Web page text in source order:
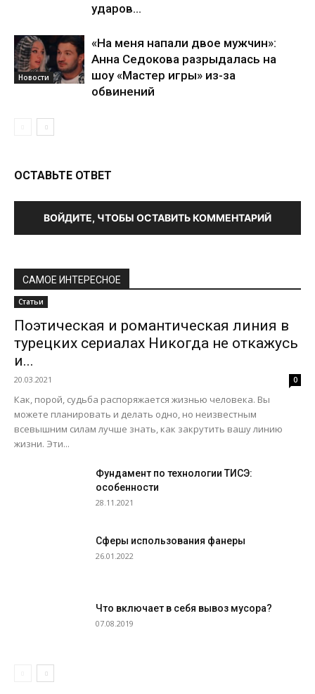
ударов...
Новости
«На меня напали двое мужчин»:
Анна Седокова разрыдалась на
шоу «Мастер игры» из-за
обвинений
ОСТАВЬТЕ ОТВЕТ
ВОЙДИТЕ, ЧТОБЫ ОСТАВИТЬ КОММЕНТАРИЙ
САМОЕ ИНТЕРЕСНОЕ
Статьи
Поэтическая и романтическая линия в
турецких сериалах Никогда не откажусь
и...
20.03.2021 0
Как, порой, судьба распоряжается жизнью человека. Вы
можете планировать и делать одно, но неизвестным
всевышним силам лучше знать, как закрутить вашу линию
жизни. Эти...
Фундамент по технологии ТИСЭ:
особенности
28.11.2021
Сферы использования фанеры
26.01.2022
Что включает в себя вывоз мусора?
07.08.2019